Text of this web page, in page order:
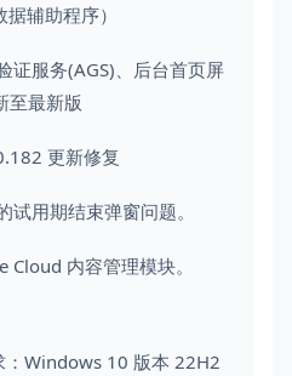
辅助程序）
证服务(AGS)、后台首页屏
至最新版
更新修复
用期结束弹窗问题。
内容管理模块。
Windows 10 版本 22H2